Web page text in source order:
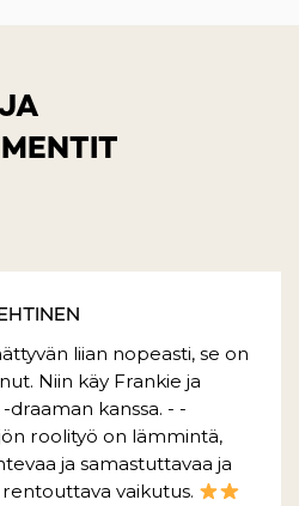
liian nopeasti, se on
Niin käy Frankie ja
draaman kanssa. - -
roolityö on lämmintä,
ja samastuttavaa ja
vaikutus.